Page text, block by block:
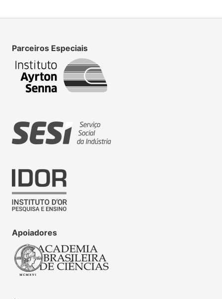
Parceiros Especiais
Apoiadores